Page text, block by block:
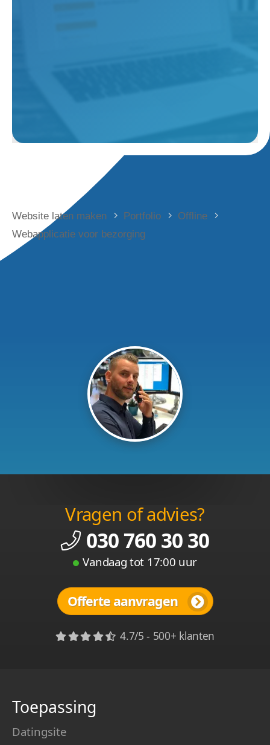
Website laten maken Portfolio
Offline
Webapplicatie voor bezorging
Vragen of advies?
030 760 30 30
Vandaag tot 17:00 uur
Offerte aanvragen
4.7/5 - 500+ klanten
Toepassing
Datingsite